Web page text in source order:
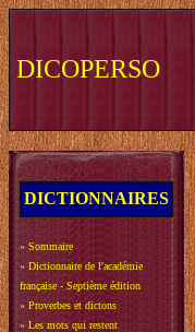
DICOPERSO
DICTIONNAIRES
» Sommaire
» Dictionnaire de l'académie
française - Septième édition
» Proverbes et dictons
» Les mots qui restent